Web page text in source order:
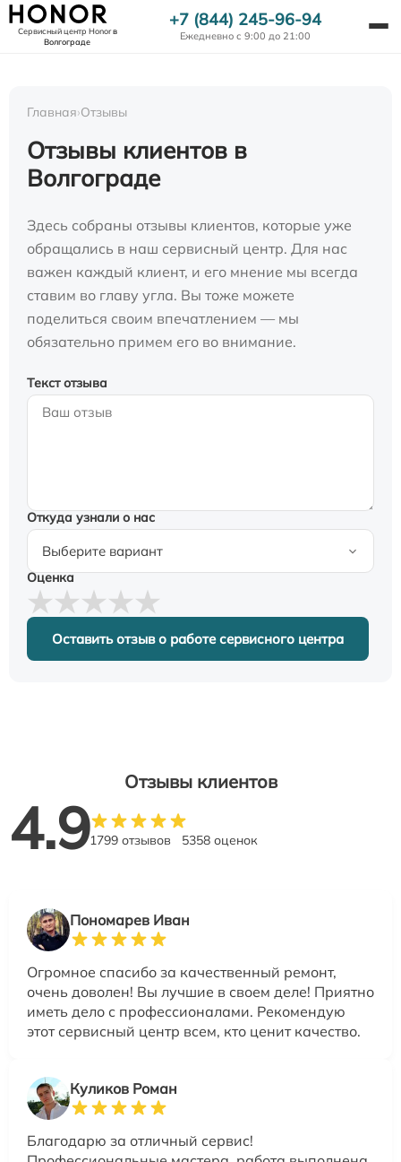
Сервисный центр Honorв
Волгограде
+7 (844) 245-96-94
Ежедневно с 9:00 до 21:00
Главная›Отзывы
Отзывы клиентов в
Волгограде
Здесь собраны отзывы клиентов, которые уже
обращались в наш сервисный центр. Для нас
важен каждый клиент, и его мнение мы всегда
ставим во главу угла. Вы тоже можете
поделиться своим впечатлением — мы
обязательно примем его во внимание.
Текст отзыва
Откуда узнали о нас
Оценка
Оставить отзыв о работе сервисного центра
Отзывы клиентов
4.91799 отзывов 5358 оценок
Пономарев Иван
Огромное спасибо за качественный ремонт,
очень доволен! Вы лучшие в своем деле! Приятно
иметь дело с профессионалами. Рекомендую
этот сервисный центр всем, кто ценит качество.
Куликов Роман
Благодарю за отличный сервис!